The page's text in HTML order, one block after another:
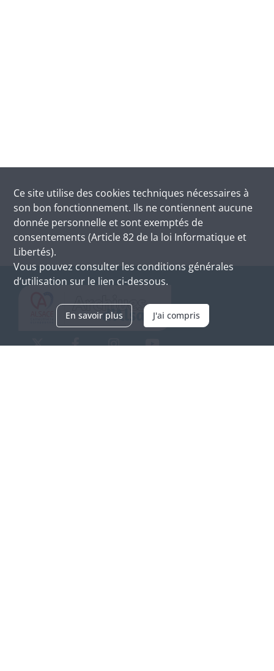
Ce site utilise des cookies techniques nécessaires à
son bon fonctionnement. Ils ne contiennent aucune
donnée personnelle et sont exemptés de
consentements (Article 82 de la loi Informatique et
Libertés).
Vous pouvez consulter les conditions générales
d’utilisation sur le lien ci-dessous.
En savoir plus J'ai compris